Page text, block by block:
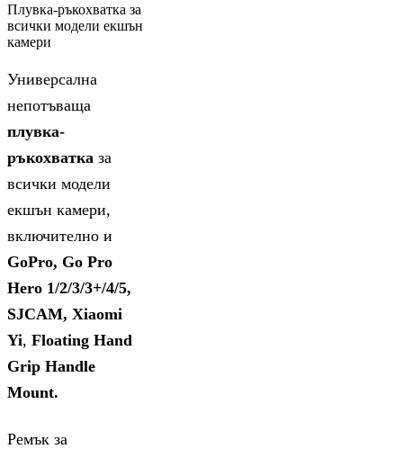
Плувка-ръкохватка за
всички модели екшън
камери
Универсална
непотъваща
плувка-
ръкохватка за
всички модели
екшън камери,
включително и
GoPro, Go Pro
Hero 1/2/3/3+/4/5,
SJCAM, Xiaomi
Yi, Floating Hand
Grip Handle
Mount.
Ремък за